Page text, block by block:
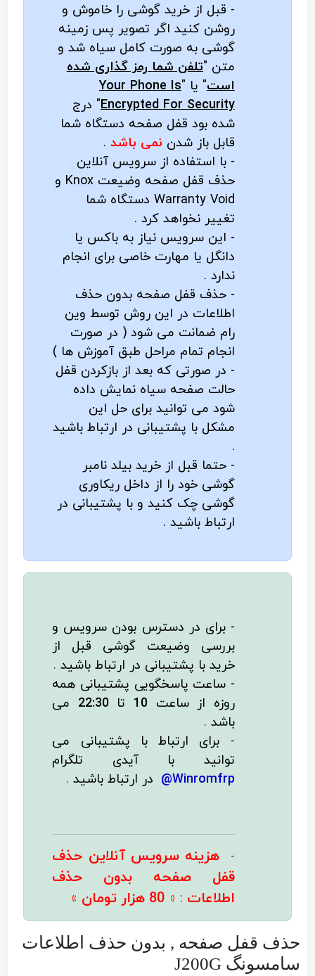
- قبل از خرید گوشی را خاموش و
روشن کنید اگر تصویر پس زمینه
گوشی به صورت کامل سیاه شد و
متن "تلفن شما رمز گذاری شده
است" یا "Your Phone Is
Encrypted For Security" درج
شده بود قفل صفحه دستگاه شما
قابل باز شدن نمی باشد .
- با استفاده از سرویس آنلاین
حذف قفل صفحه وضیعت Knox و
Warranty Void دستگاه شما
تغییر نخواهد کرد .
- این سرویس نیاز به باکس یا
دانگل یا مهارت خاصی برای انجام
ندارد .
- حذف قفل صفحه بدون حذف
اطلاعات در این روش توسط وین
رام ضمانت می شود ( در صورت
انجام تمام مراحل طبق آموزش ها )
- در صورتی که بعد از بازکردن قفل
حالت صفحه سیاه نمایش داده
شود می توانید برای حل این
مشکل با پشتیبانی در ارتباط باشید
.
- حتما قبل از خرید بیلد نامبر
گوشی خود را از داخل ریکاوری
گوشی چک کنید و با پشتیبانی در
ارتباط باشید .
- برای در دسترس بودن سرویس و
بررسی وضیعت گوشی قبل از
خرید با پشتیبانی در ارتباط باشید .
- ساعت پاسخگویی پشتیبانی همه
روزه از ساعت 10 تا22:30 می
باشد .
- برای ارتباط با پشتیبانی می
توانید با آیدی تلگرام
Winromfrp@
در ارتباط باشید .
-
هزینه سرویس آنلاین حذف
قفل صفحه بدون حذف
اطلاعات : «80 هزار تومان »
حذف قفل صفحه , بدون حذف اطلاعات
سامسونگ J200G